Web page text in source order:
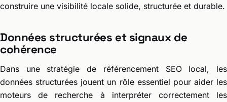
construire une visibilité locale solide, structurée et durable.
Données structurées et signaux de
cohérence
Dans une stratégie de référencement SEO local, les
données structurées jouent un rôle essentiel pour aider les
moteurs de recherche à interpréter correctement les